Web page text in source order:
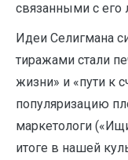
связанными с его
Идеи Селигмана
тиражами стали
жизни» и «пути к
популяризацию
маркетологи
итоге в нашей